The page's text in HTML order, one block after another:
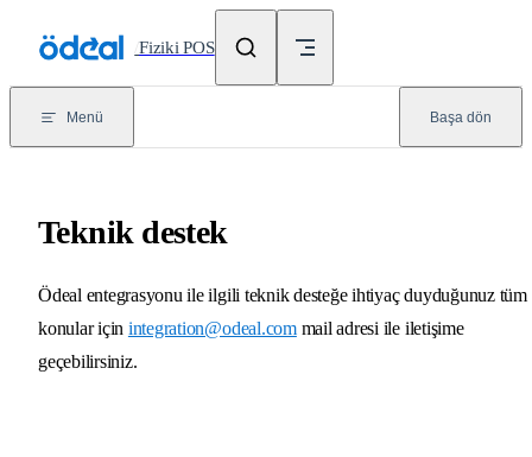
/Fiziki POS
Menü Başa dön
Teknik destek
Ödeal entegrasyonu ile ilgili teknik desteğe ihtiyaç duyduğunuz tüm
konular için integration@odeal.commail adresi ile iletişime
geçebilirsiniz.